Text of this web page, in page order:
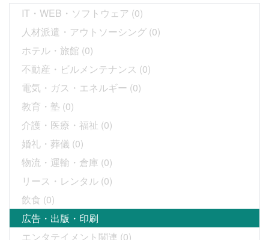
IT・WEB・ソフトウェア (0)
人材派遣・アウトソーシング (0)
ホテル・旅館 (0)
不動産・ビルメンテナンス (0)
電気・ガス・エネルギー (0)
教育・塾 (0)
介護・医療・福祉 (0)
婚礼・葬儀 (0)
物流・運輸・倉庫 (0)
リース・レンタル (0)
飲食 (0)
広告・出版・印刷
エンタテイメント関連 (0)